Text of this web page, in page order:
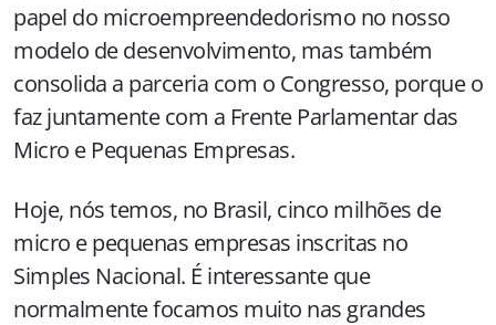
papel do microempreendedorismo no nosso
modelo de desenvolvimento, mas também
consolida a parceria com o Congresso, porque o
faz juntamente com a Frente Parlamentar das
Micro e Pequenas Empresas.
Hoje, nós temos, no Brasil, cinco milhões de
micro e pequenas empresas inscritas no
Simples Nacional. É interessante que
normalmente focamos muito nas grandes